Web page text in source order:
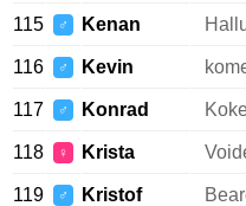
115 ♂ Kenan
116 ♂ Kevin
117 ♂ Konrad
118 ♀ Krista
119 ♂ Kristof